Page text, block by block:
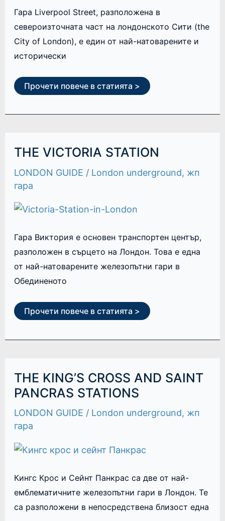
Гара Liverpool Street, разположена в
североизточната част на лондонското Сити (the
City of London), е един от най-натоварените и
исторически
Прочети повече в статията >
THE VICTORIA STATION
LONDON GUIDE / London underground, жп
гара
Гара Виктория е основен транспортен център,
разположен в сърцето на Лондон. Това е една
от най-натоварените железопътни гари в
Обединеното
THE
VICTORIA
Прочети повече в статията >
THE KING’S CROSS AND SAINT
PANCRAS STATIONS
LONDON GUIDE / London underground, жп
гара
Кингс Крос и Сейнт Панкрас са две от най-
емблематичните железопътни гари в Лондон. Те
са разположени в непосредствена близост една
THE
KING’S
CROSS
AND
PANCRAS
STATIONS